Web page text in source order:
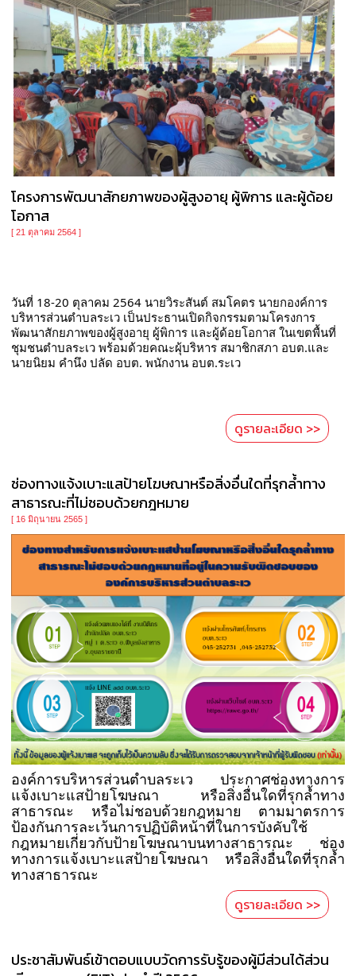
โครงการพัฒนาสักยภาพของผู้สูงอายุ ผู้พิการ และผู้ด้อย
โอกาส
[ 21 ตุลาคม 2564 ]
วันที่ 18-20 ตุลาคม 2564 นายวิระสันต์ สมโคตร นายกองค์การ
บริหารส่วนตำบลระเว เป็นประธานเปิดกิจกรรมตามโครงการ
พัฒนาสักยภาพของผู้สูงอายุ ผู้พิการ และผู้ด้อยโอกาส ในเขตพื้นที่
ชุมชนตำบลระเว พร้อมด้วยคณะผุ้บริหาร สมาชิกสภา อบต.และ
นายนิยม คำนึง ปลัด อบต. พนักงาน อบต.ระเว
ดูรายละเอียด >>
ช่องทางแจ้งเบาะแสป้ายโฆษณาหรือสิ่งอื่นใดที่รุกล้ำทาง
สาธารณะที่ไม่ชอบด้วยกฎหมาย
[ 16 มิถุนายน 2565 ]
องค์การบริหารส่วนตำบลระเว ประกาศช่องทางการ
แจ้งเบาะแสป้ายโฆษณา หรือสิ่งอื่นใดที่รุกล้ำทาง
สาธารณะ หรือไม่ชอบด้วยกฎหมาย ตามมาตรการ
ป้องกันการละเว้นการปฏิบัติหน้าที่ในการบังคับใช้
กฎหมายเกี่ยวกับป้ายโฆษณาบนทางสาธารณะ ช่อง
ทางการแจ้งเบาะแสป้ายโฆษณา หรือสิ่งอื่นใดที่รุกล้ำ
ทางสาธารณะ
ดูรายละเอียด >>
ประชาสัมพันธ์เข้าตอบแบบวัดการรับรู้ของผู้มีส่วนได้ส่วน